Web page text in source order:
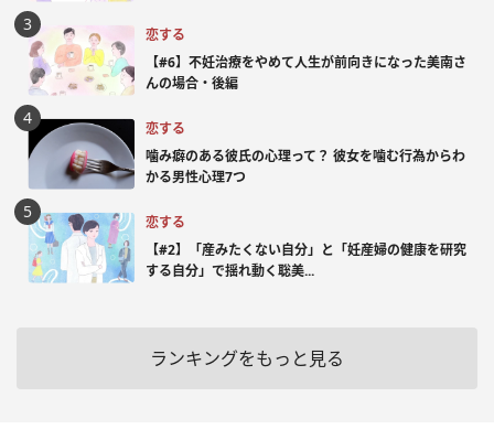
恋する
【#6】不妊治療をやめて人生が前向きになった美南さ
んの場合・後編
恋する
噛み癖のある彼氏の心理って？ 彼女を噛む行為からわ
かる男性心理7つ
恋する
【#2】「産みたくない自分」と「妊産婦の健康を研究
する自分」で揺れ動く聡美...
ランキングをもっと見る